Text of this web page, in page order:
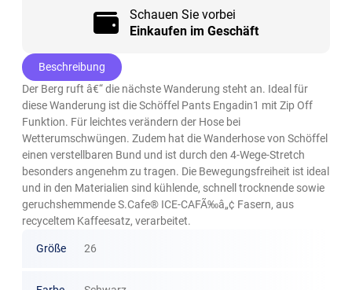
Schauen Sie vorbei
Einkaufen im Geschäft
Beschreibung
Der Berg ruft â€“ die nächste Wanderung steht an. Ideal für
diese Wanderung ist die Schöffel Pants Engadin1 mit Zip Off
Funktion. Für leichtes verändern der Hose bei
Wetterumschwüngen. Zudem hat die Wanderhose von Schöffel
einen verstellbaren Bund und ist durch den 4-Wege-Stretch
besonders angenehm zu tragen. Die Bewegungsfreiheit ist ideal
und in den Materialien sind kühlende, schnell trocknende sowie
geruchshemmende S.Cafe® ICE-CAFÃ‰â„¢ Fasern, aus
recyceltem Kaffeesatz, verarbeitet.
Größe 26